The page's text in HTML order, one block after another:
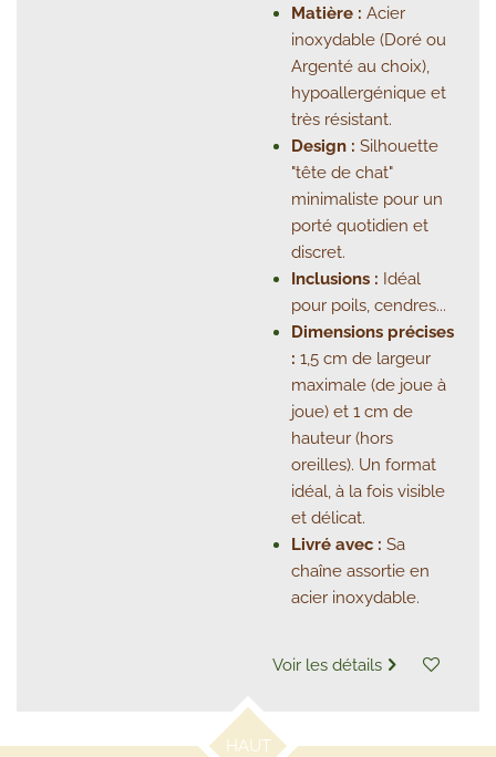
Matière : Acier
inoxydable (Doré ou
Argenté au choix),
hypoallergénique et
très résistant.
Design : Silhouette
"tête de chat"
minimaliste pour un
porté quotidien et
discret.
Inclusions : Idéal
pour poils, cendres...
Dimensions précises
: 1,5 cm de largeur
maximale (de joue à
joue) et 1 cm de
hauteur (hors
oreilles). Un format
idéal, à la fois visible
et délicat.
Livré avec : Sa
chaîne assortie en
acier inoxydable.
Voir les détails
HAUT